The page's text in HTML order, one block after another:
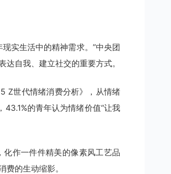
实生活中的精神需求。”中央团
自我、建立社交的重要方式。
Z世代情绪消费分析》，从情绪
的青年认为情绪价值“让我
作一件件精美的像素风工艺品
的生动缩影。